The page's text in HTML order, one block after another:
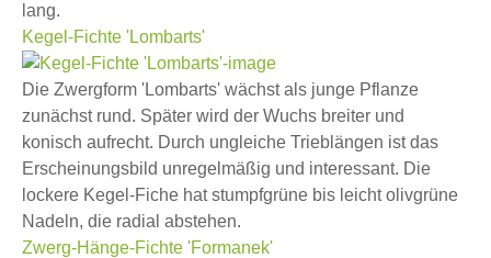
lang.
Kegel-Fichte 'Lombarts'
Die Zwergform 'Lombarts' wächst als junge Pflanze
zunächst rund. Später wird der Wuchs breiter und
konisch aufrecht. Durch ungleiche Trieblängen ist das
Erscheinungsbild unregelmäßig und interessant. Die
lockere Kegel-Fiche hat stumpfgrüne bis leicht olivgrüne
Nadeln, die radial abstehen.
Zwerg-Hänge-Fichte 'Formanek'